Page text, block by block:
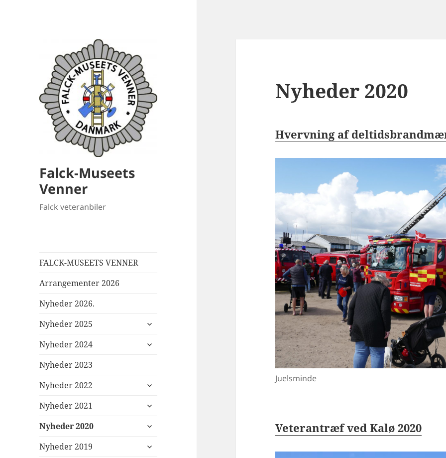
Falck-Museets
Venner
Falck veteranbiler
FALCK-MUSEETS VENNER
Arrangementer 2026
Nyheder 2026.
Nyheder 2025
udvid
Nyheder 2024
udvid
Nyheder 2023
Nyheder 2022
udvid
Nyheder 2021
udvid
Nyheder 2020
udvid
Nyheder 2019
udvid
Nyheder 2020
Hvervning af
Juelsminde
Veterantræf ved Kalø 2020